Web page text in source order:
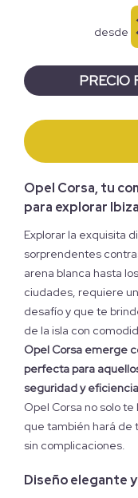
desde
PRECIO
Opel Corsa, tu
para explorar Ibiza
Explorar la exquisita
sorprendentes
arena blanca hasta
ciudades, requiere
desafío y que te
de la isla con
Opel Corsa emerge
perfecta para
seguridad y
Opel Corsa no solo
que también hará de
sin complicaciones.
Diseño elegante